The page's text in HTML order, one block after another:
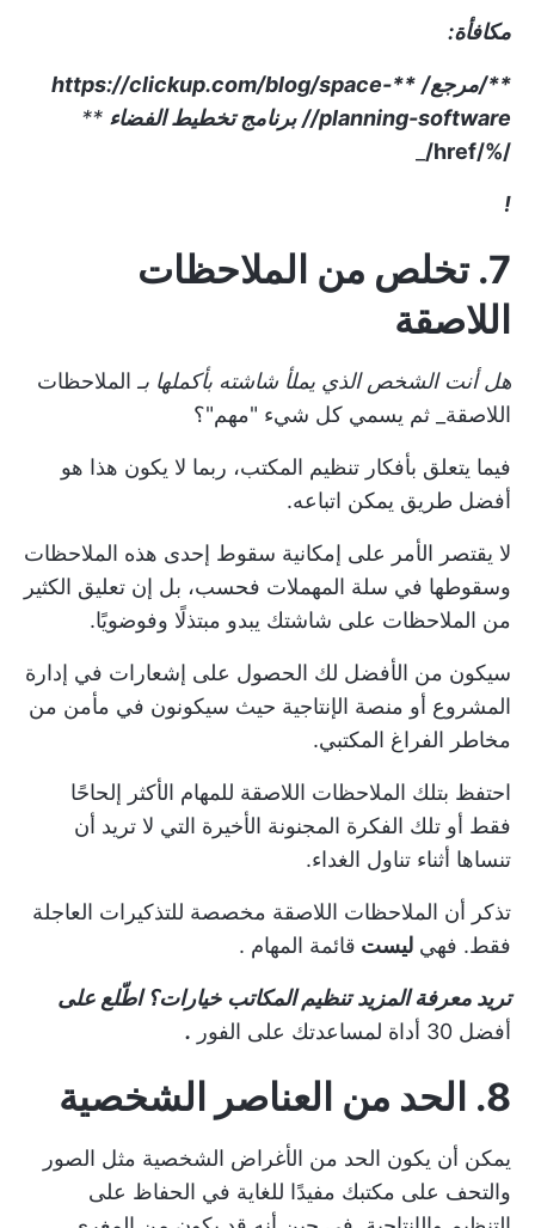
مكافأة:
**/مرجع/ **
https://clickup.com/blog/space-
planning-software//
برنامج تخطيط الفضاء **
/%/href/
!
7. تخلص من الملاحظات
اللاصقة
هل أنت الشخص الذي يملأ شاشته بأكملها بـ الملاحظات
اللاصقة_ ثم يسمي كل شيء "مهم"؟
فيما يتعلق بأفكار تنظيم المكتب، ربما لا يكون هذا هو
أفضل طريق يمكن اتباعه.
لا يقتصر الأمر على إمكانية سقوط إحدى هذه الملاحظات
وسقوطها في سلة المهملات فحسب، بل إن تعليق الكثير
من الملاحظات على شاشتك يبدو مبتذلًا وفوضويًا.
سيكون من الأفضل لك الحصول على إشعارات في إدارة
المشروع أو منصة الإنتاجية حيث سيكونون في مأمن من
مخاطر الفراغ المكتبي.
احتفظ بتلك الملاحظات اللاصقة للمهام الأكثر إلحاحًا
فقط أو تلك الفكرة المجنونة الأخيرة التي لا تريد أن
تنساها أثناء تناول الغداء.
تذكر أن الملاحظات اللاصقة مخصصة للتذكيرات العاجلة
فقط. فهي ليست قائمة المهام .
تريد معرفة المزيد تنظيم المكاتب خيارات؟ اطّلع على
أفضل 30 أداة لمساعدتك على الفور
.
8. الحد من العناصر الشخصية
يمكن أن يكون الحد من الأغراض الشخصية مثل الصور
والتحف على مكتبك مفيدًا للغاية في الحفاظ على